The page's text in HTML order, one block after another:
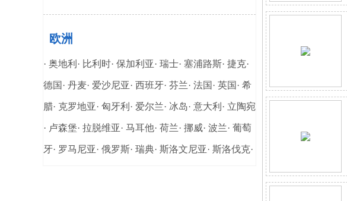
欧洲
· 奥地利· 比利时· 保加利亚· 瑞士· 塞浦路斯· 捷克·
德国· 丹麦· 爱沙尼亚· 西班牙· 芬兰· 法国· 英国· 希
腊· 克罗地亚· 匈牙利· 爱尔兰· 冰岛· 意大利· 立陶宛
· 卢森堡· 拉脱维亚· 马耳他· 荷兰· 挪威· 波兰· 葡萄
牙· 罗马尼亚· 俄罗斯· 瑞典· 斯洛文尼亚· 斯洛伐克·